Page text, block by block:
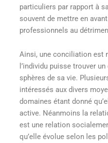
particuliers par rapport à
souvent de mettre en
professionnels au
Ainsi, une conciliation est
l’individu puisse trouver
sphères de sa vie.
intéressés aux divers
domaines étant donné
active. Néanmoins la
est une relation
qu’elle évolue selon les